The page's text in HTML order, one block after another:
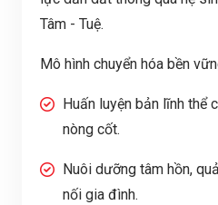
Tâm - Tuệ.
Mô hình chuyển hóa bền
Huấn luyện bản lĩnh thể
nòng cốt.
Nuôi dưỡng tâm hồn,
nối gia đình.